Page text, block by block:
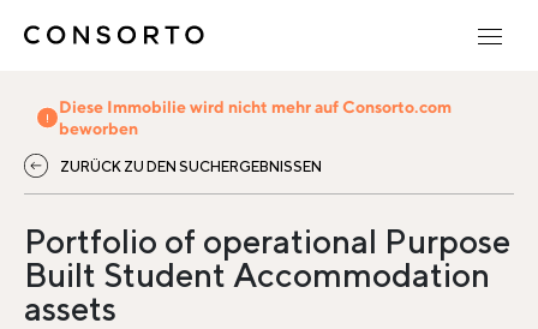
Diese Immobilie wird nicht mehr auf Consorto.com
beworben
ZURÜCK ZU DEN SUCHERGEBNISSEN
Portfolio of operational Purpose
Built Student Accommodation
assets